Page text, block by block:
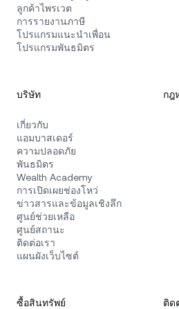
ลูกค้าไพรเวต
การรายงานภาษี
โปรแกรมแนะนำเพื่อน
โปรแกรมพันธมิตร
บริษัท
เกี่ยวกับ
แอมบาสเดอร์
ความปลอดภัย
พันธมิตร
Wealth Academy
การเปิดเผยช่องโหว่
ข่าวสารและข้อมูลเชิงลึก
ศูนย์ช่วยเหลือ
ศูนย์สถานะ
ติดต่อเรา
แผนผังเว็บไซต์
กฎ
ซื้อสินทรัพย์ ติด